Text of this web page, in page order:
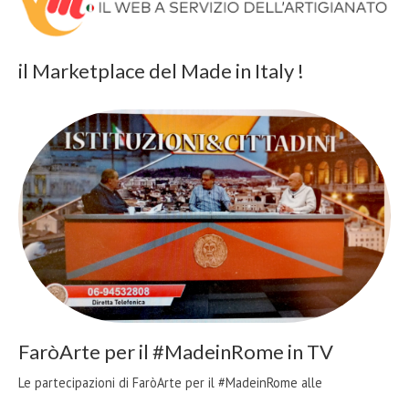
il Marketplace del Made in Italy !
FaròArte per il #MadeinRome in TV
Le partecipazioni di FaròArte per il #MadeinRome alle